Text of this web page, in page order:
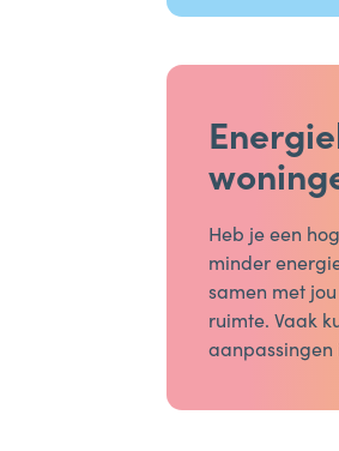
Heb je een
minder
samen met
ruimte. Vaak